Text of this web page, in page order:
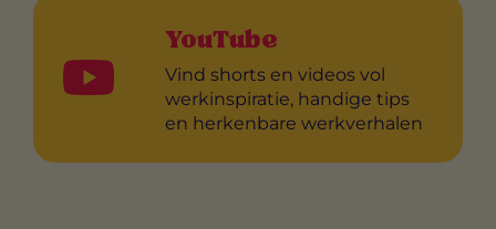
YouTube
Vind shorts en videos vol
werkinspiratie, handige tips
en herkenbare werkverhalen